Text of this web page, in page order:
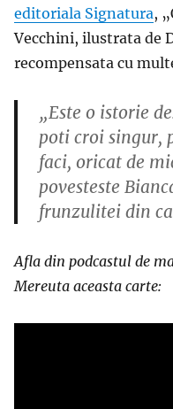
editoriala Signatura,
Vecchini, ilustrata de
recompensata cu
„Este o istorie
poti croi singur,
faci, oricat de
povesteste
frunzulitei din
Afla din podcastul de
Mereuta aceasta carte: